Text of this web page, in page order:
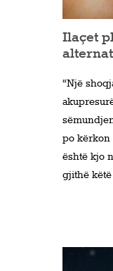
Ilaçet
“Një
po
është kjo
gjithë